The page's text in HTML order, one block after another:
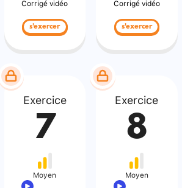
s'exercer s'exercer
Exercice
7
Moyen
Exercice
8
Moyen